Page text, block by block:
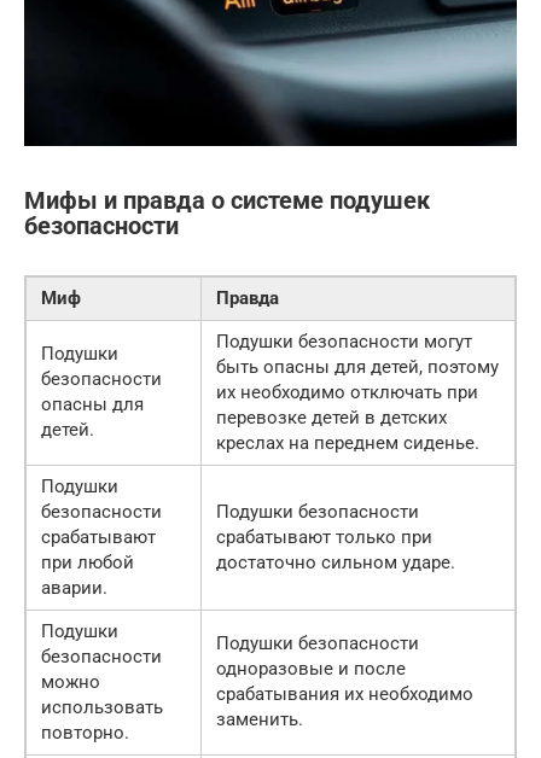
Мифы и правда о системе подушек
безопасности
Миф Правда
Подушки
безопасности
опасны для
детей.
Подушки безопасности могут
быть опасны для детей, поэтому
их необходимо отключать при
перевозке детей в детских
креслах на переднем сиденье.
Подушки
безопасности
срабатывают
при любой
аварии.
Подушки безопасности
срабатывают только при
достаточно сильном ударе.
Подушки
безопасности
можно
использовать
повторно.
Подушки безопасности
одноразовые и после
срабатывания их необходимо
заменить.